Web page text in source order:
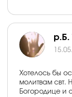
р.Б.
Хотелось бы
молитвам свт.
Богородице и